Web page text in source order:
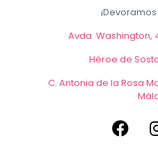
Avda. Washington,
Héroe de
C. Antonia de la Rosa